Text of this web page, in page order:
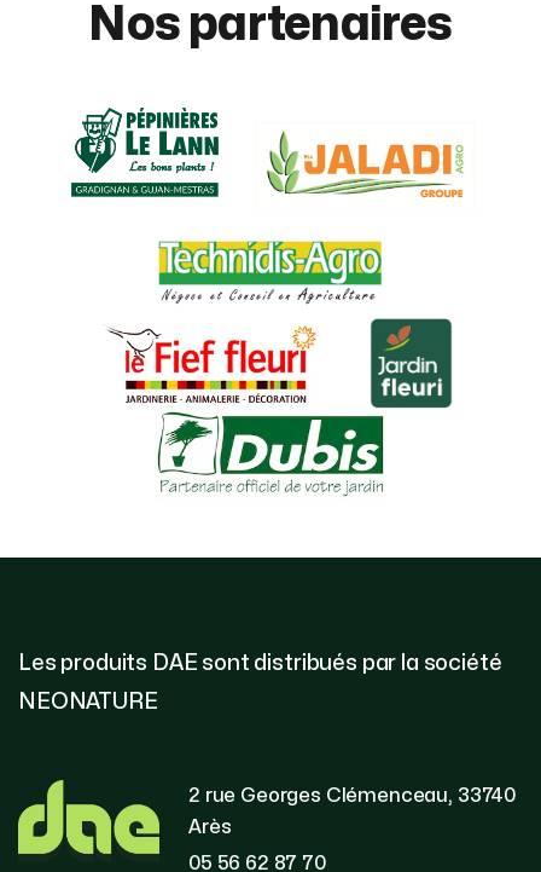
Nos partenaires
Les produits DAE sont distribués par la société
NEONATURE
2 rue Georges Clémenceau, 33740
Arès
05 56 62 87 70